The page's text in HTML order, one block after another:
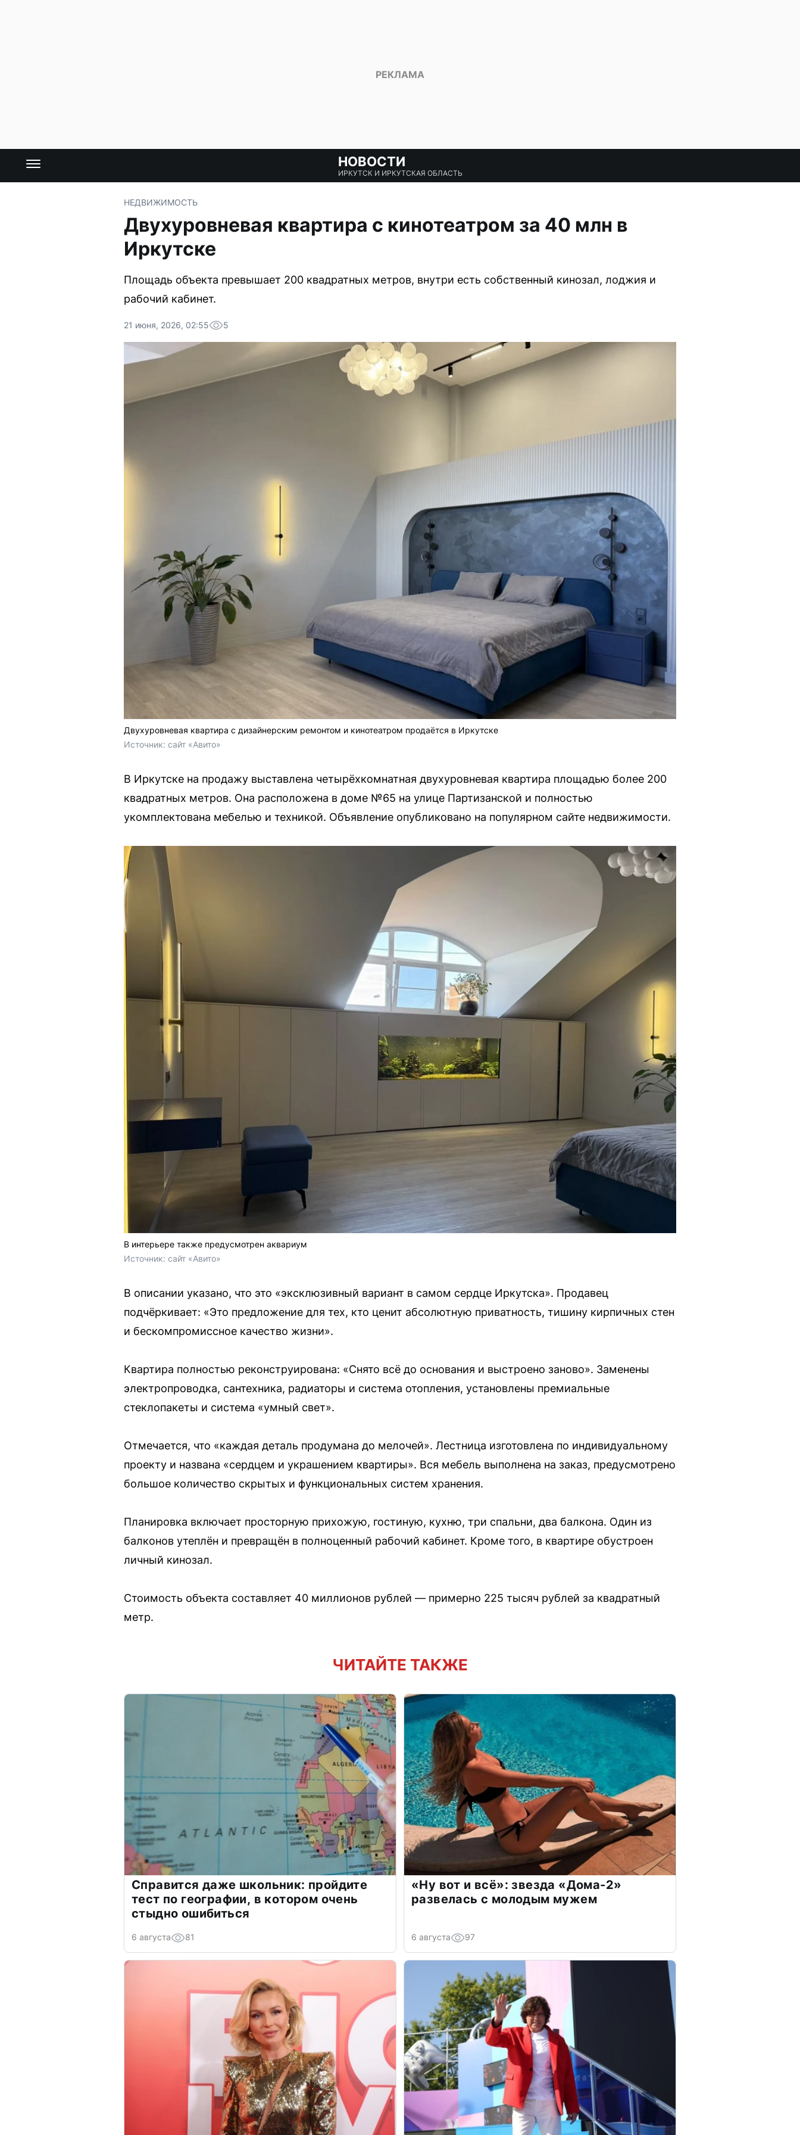
НОВОСТИ
ИРКУТСК И ИРКУТСКАЯ ОБЛАСТЬ
НЕДВИЖИМОСТЬ
Двухуровневая квартира с кинотеатром за 40 млн в
Иркутске
Площадь объекта превышает 200 квадратных метров, внутри есть собственный кинозал, лоджия и
рабочий кабинет.
21 июня, 2026, 02:55 5
Двухуровневая квартира с дизайнерским ремонтом и кинотеатром продаётся в Иркутске
Источник: сайт «Авито»
В Иркутске на продажу выставлена четырёхкомнатная двухуровневая квартира площадью более 200
квадратных метров. Она расположена в доме №65 на улице Партизанской и полностью
укомплектована мебелью и техникой. Объявление опубликовано на популярном сайте недвижимости.
В интерьере также предусмотрен аквариум
Источник: сайт «Авито»
В описании указано, что это «эксклюзивный вариант в самом сердце Иркутска». Продавец
подчёркивает: «Это предложение для тех, кто ценит абсолютную приватность, тишину кирпичных стен
и бескомпромиссное качество жизни».
Квартира полностью реконструирована: «Снято всё до основания и выстроено заново». Заменены
электропроводка, сантехника, радиаторы и система отопления, установлены премиальные
стеклопакеты и система «умный свет».
Отмечается, что «каждая деталь продумана до мелочей». Лестница изготовлена по индивидуальному
проекту и названа «сердцем и украшением квартиры». Вся мебель выполнена на заказ, предусмотрено
большое количество скрытых и функциональных систем хранения.
Планировка включает просторную прихожую, гостиную, кухню, три спальни, два балкона. Один из
балконов утеплён и превращён в полноценный рабочий кабинет. Кроме того, в квартире обустроен
личный кинозал.
Стоимость объекта составляет 40 миллионов рублей — примерно 225 тысяч рублей за квадратный
метр.
ЧИТАЙТЕ ТАКЖЕ
Справится даже школьник: пройдите
тест по географии, в котором очень
стыдно ошибиться
6 августа 81
«Ну вот и всё»: звезда «Дома-2»
развелась с молодым мужем
6 августа 97